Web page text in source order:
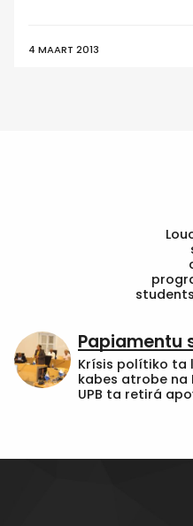
4 MAART 2013
Papiamentu
Krísis polítiko ta
kabes atrobe na
UPB ta retirá